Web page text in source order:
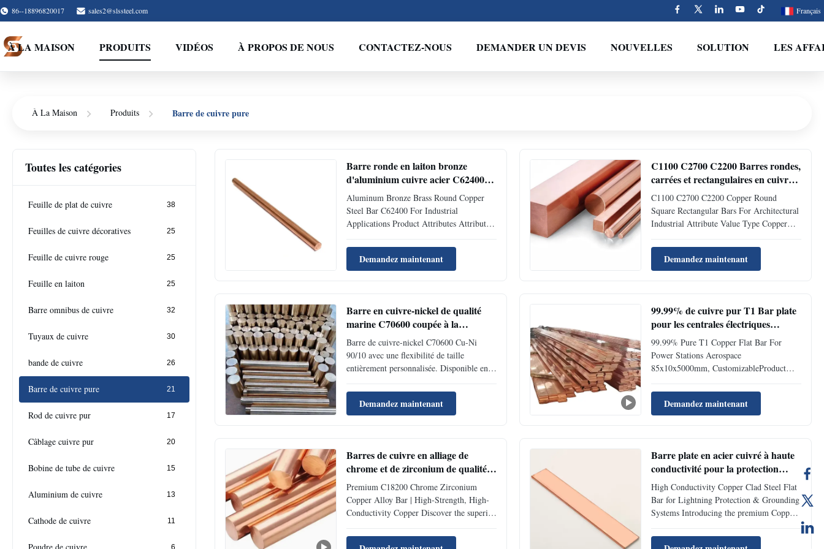
86--18896820017 sales2@slssteel.com Français
À LA MAISON PRODUITS VIDÉOS À PROPOS DE NOUS CONTACTEZ-NOUS DEMANDER UN DEVIS NOUVELLES SOLUTION LES
À La Maison Produits Barre de cuivre pure
Toutes les catégories
Feuille de plat de cuivre 38
Feuilles de cuivre décoratives 25
Feuille de cuivre rouge 25
Feuille en laiton 25
Barre omnibus de cuivre 32
Tuyaux de cuivre 30
bande de cuivre 26
Barre de cuivre pure 21
Rod de cuivre pur 17
Câblage cuivre pur 20
Bobine de tube de cuivre 15
Aluminium de cuivre 13
Cathode de cuivre 11
6
Barre ronde en laiton bronze
d'aluminium cuivre acier C62400
pour applications industrielles
Aluminum Bronze Brass Round Copper
Steel Bar C62400 For Industrial
Applications Product Attributes Attribute
H59-2, H59-3, H60, H60-2, H62, H63,
H65, H68, H70, etc. Diameter 1.0-200mm
Shape Round bar / rod Application Make
Demandez maintenant
C1100 C2700 C2200 Barres rondes,
carrées et rectangulaires en cuivre
pour l'architecture et l'industrie
C1100 C2700 C2200 Copper Round
Square Rectangular Bars For Architectural
Industrial Attribute Value Type Copper
C5159 C2200 C2600 C1020,Etc Diameter
3mm - 500mm (Custom sizes available)
Feature High Durability Shape
Demandez maintenant
Barre en cuivre-nickel de qualité
marine C70600 coupée à la
longueur souhaitée, de 3 mm à 300
mm de diamètre
Barre de cuivre-nickel C70600 Cu-Ni
90/10 avec une flexibilité de taille
entièrement personnalisée. Disponible en
un diamètre/largeur de 3 mm à 300 mm.
Coupé à la longueur exacte selon les
spécifications du client, de 100 mm à 6
petites commandes d'essai sont les
bienvenues. Matériau certifié ASTM B151
avec un délai d'exécution rapide.
Demandez maintenant
99.99% de cuivre pur T1 Bar plate
pour les centrales électriques
Aérospatiale 85x10x5000mm
personnalisable
99.99% Pure T1 Copper Flat Bar For
Power Stations Aerospace
85x10x5000mm, CustomizableProduct
99.99% Pure Copper Flat Bar, engineered
for high-performance applications where
exceptional electrical conductivity, thermal
Demandez maintenant
Barres de cuivre en alliage de
chrome et de zirconium de qualité
supérieure C18200 Haute résistance
Haute conductivité
Premium C18200 Chrome Zirconium
Copper Alloy Bar | High-Strength, High-
Conductivity Copper Discover the superior
Zirconium Copper Alloy Bars, engineered
Barre plate en acier cuivré à haute
conductivité pour la protection
contre la foudre et les systèmes de
mise à la terre
High Conductivity Copper Clad Steel Flat
Bar for Lightning Protection & Grounding
Systems Introducing the premium Copper
for robust and reliable performance in